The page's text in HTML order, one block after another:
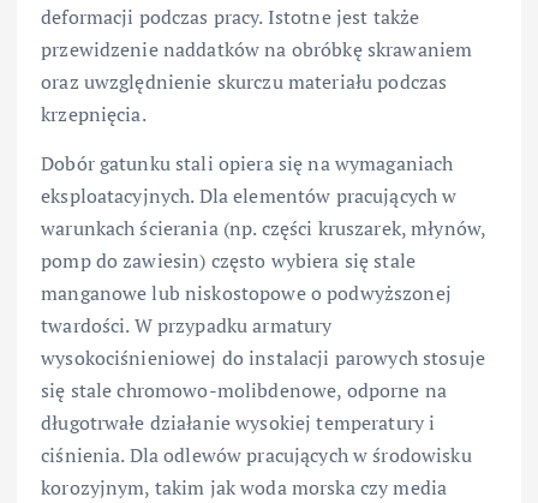
deformacji podczas pracy. Istotne jest także
przewidzenie naddatków na obróbkę skrawaniem
oraz uwzględnienie skurczu materiału podczas
krzepnięcia.
Dobór gatunku stali opiera się na wymaganiach
eksploatacyjnych. Dla elementów pracujących w
warunkach ścierania (np. części kruszarek, młynów,
pomp do zawiesin) często wybiera się stale
manganowe lub niskostopowe o podwyższonej
twardości. W przypadku armatury
wysokociśnieniowej do instalacji parowych stosuje
się stale chromowo-molibdenowe, odporne na
długotrwałe działanie wysokiej temperatury i
ciśnienia. Dla odlewów pracujących w środowisku
korozyjnym, takim jak woda morska czy media